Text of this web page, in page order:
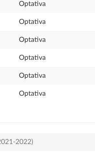
Optativa
Optativa
Optativa
Optativa
Optativa
Optativa
2022)